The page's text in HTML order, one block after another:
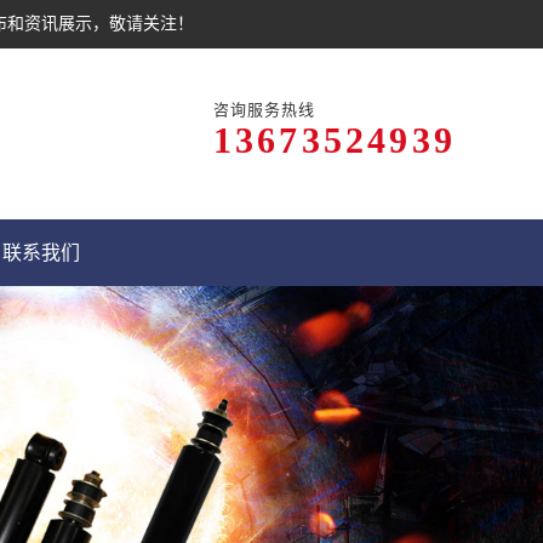
资讯展示，敬请关注！
咨询服务热线
13673524939
联系我们